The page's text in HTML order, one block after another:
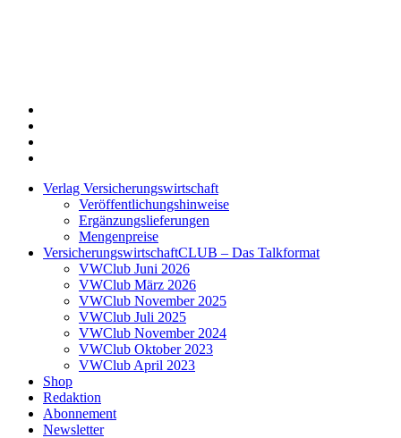
Verlag Versicherungswirtschaft
Veröffentlichungshinweise
Ergänzungslieferungen
Mengenpreise
VersicherungswirtschaftCLUB – Das Talkformat
VWClub Juni 2026
VWClub März 2026
VWClub November 2025
VWClub Juli 2025
VWClub November 2024
VWClub Oktober 2023
VWClub April 2023
Shop
Redaktion
Abonnement
Newsletter